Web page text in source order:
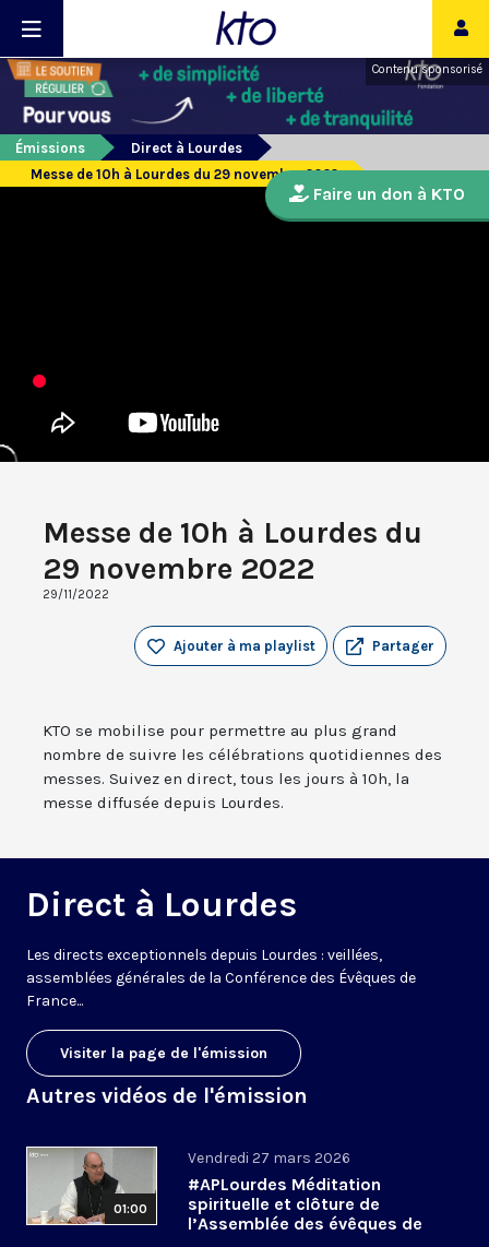
Contenu sponsorisé
Émissions
Direct à Lourdes
Messe de 10h à Lourdes du 29 novembre 2022
Messe de 10h à Lourdes du
29 novembre 2022
29/11/2022
Partager
Ajouter à ma playlist
KTO se mobilise pour permettre au plus grand
nombre de suivre les célébrations quotidiennes des
messes. Suivez en direct, tous les jours à 10h, la
messe diffusée depuis Lourdes.
Direct à Lourdes
Les directs exceptionnels depuis Lourdes : veillées,
assemblées générales de la Conférence des Évêques de
France...
Visiter la page de l'émission
Autres vidéos de l'émission
01:00
Vendredi 27 mars 2026
#APLourdes Méditation
spirituelle et clôture de
l’Assemblée des évêques de
Faire un don à KTO